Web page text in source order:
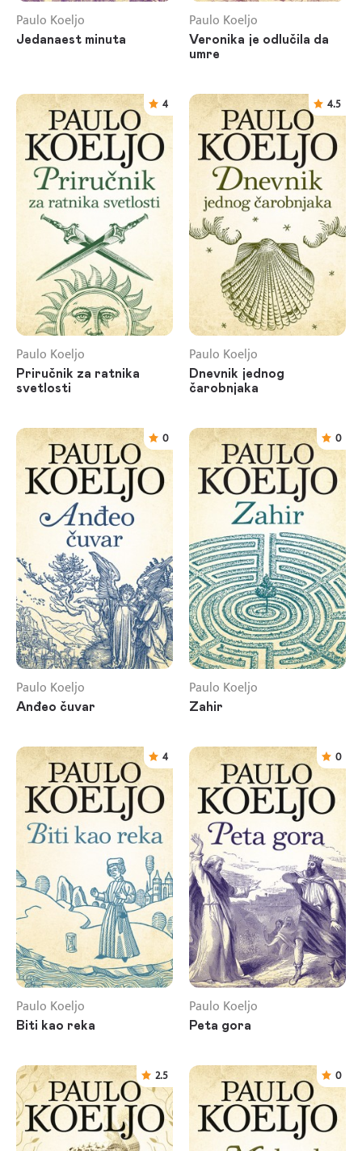
Paulo Koeljo
Jedanaest minuta
Paulo Koeljo
Veronika je odlučila da
umre
4
Paulo Koeljo
Priručnik za ratnika
svetlosti
4.5
Paulo Koeljo
Dnevnik jednog
čarobnjaka
0
Paulo Koeljo
Anđeo čuvar
0
Paulo Koeljo
Zahir
4
Paulo Koeljo
Biti kao reka
0
Paulo Koeljo
Peta gora
2.5 0